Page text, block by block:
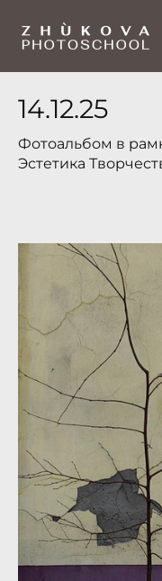
14.12.25
Фотоальбом в
Эстетика